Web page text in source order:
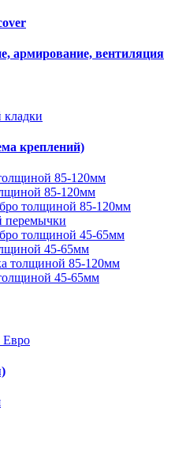
армирование, вентиляция
кладки
креплений)
85-120мм
85-120мм
толщиной 85-120мм
перемычки
толщиной 45-65мм
45-65мм
толщиной 85-120мм
45-65мм
Евро